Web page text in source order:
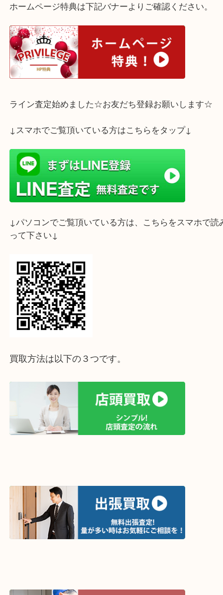
ティファニー ドッツサークルネックレスをお買取
した。
ドーナツのようにぷっくりとしたデザインにプラチ
メレダイヤが６つ付いています。
素材とメレダイヤだけの価格だけではなく、ブラ
の価値も含めて高額査定させていただきます。
ご不要になったジュエリーがありましたらぜひ「大
ホームページ特典は下記バナーよりご確認ください
ライン査定始めました☆お友だち登録お願いしま
↓スマホでご覧頂いている方はこちらをタップ↓